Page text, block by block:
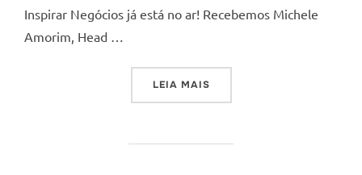
Inspirar Negócios já está no ar! Recebemos Michele
Amorim, Head …
LEIA MAIS“COMO COLOCAR SUA